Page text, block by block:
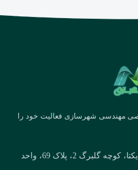
مهندسی شهرسازی فعالیت خود را
کرج، میدان والفجر، خیابان یکتا، کوچه گلبرگ 2، پلاک 69، واحد